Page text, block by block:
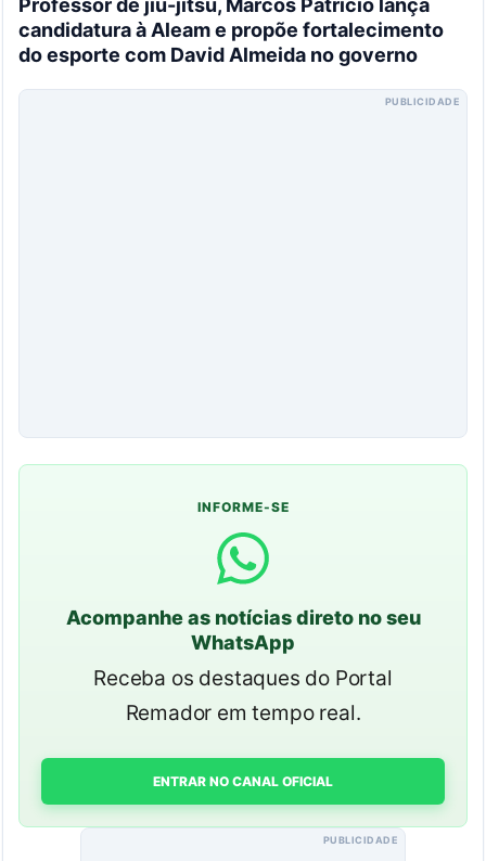
candidatura à Aleam e propõe fortalecimento
do esporte com David Almeida no governo
PUBLICIDADE
INFORME-SE
Acompanhe as notícias direto no seu
WhatsApp
Receba os destaques do Portal
Remador em tempo real.
ENTRAR NO CANAL OFICIAL
PUBLICIDADE